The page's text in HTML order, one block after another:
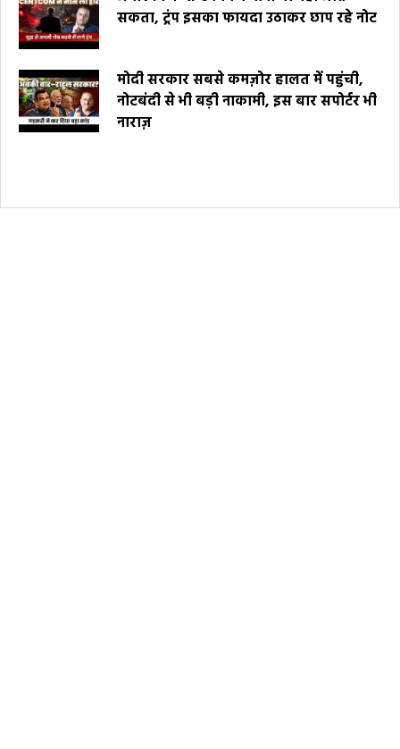
सकता, ट्रंप इसका फायदा उठाकर छाप रहे नोट
मोदी सरकार सबसे कमज़ोर हालत में पहुंची,
नोटबंदी से भी बड़ी नाकामी, इस बार सपोर्टर भी
नाराज़